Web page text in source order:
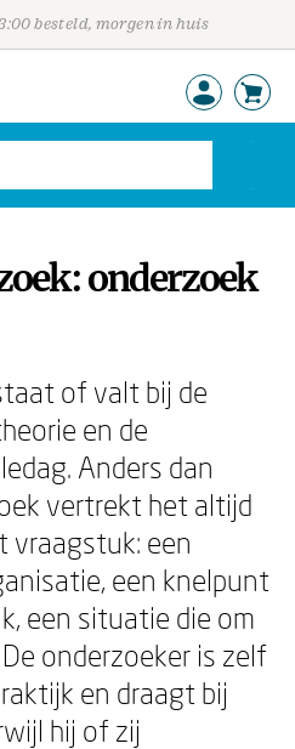
besteld, morgen in huis
onderzoek
of valt bij de
en de
Anders dan
vertrekt het altijd
vraagstuk: een
een knelpunt
een situatie die om
onderzoeker is zelf
en draagt bij
hij of zij